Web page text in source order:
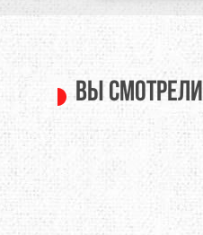
Вы смотрели